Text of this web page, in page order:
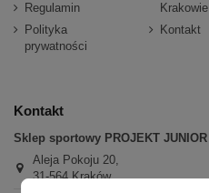
Regulamin
Polityka
prywatności
Krakowie
Kontakt
Kontakt
Sklep sportowy PROJEKT JUNIOR
Aleja Pokoju 20,
31-564 Kraków